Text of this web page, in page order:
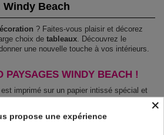
Beach
? Faites-vous plaisir et décorez
choix de tableaux. Découvrez le
une nouvelle touche à vos intérieurs.
PAYSAGES WINDY BEACH !
est imprimé sur un papier intissé spécial et
les couleurs avec des détails
à une impression totale et un papier
matériaux respectueux de
suspendre le tableau immédiatement
×
propose une expérience